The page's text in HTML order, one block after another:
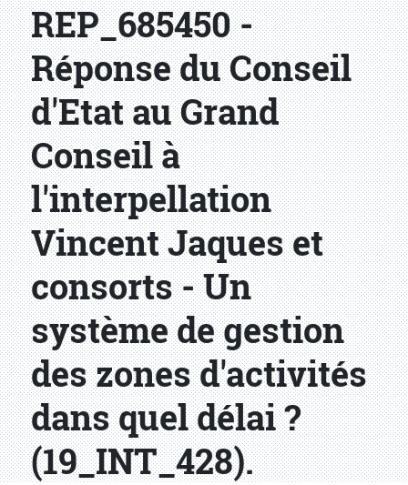
REP_685450 -
Réponse du Conseil
d'Etat au Grand
Conseil à
l'interpellation
Vincent Jaques et
consorts - Un
système de gestion
des zones d'activités
dans quel délai ?
(19_INT_428).